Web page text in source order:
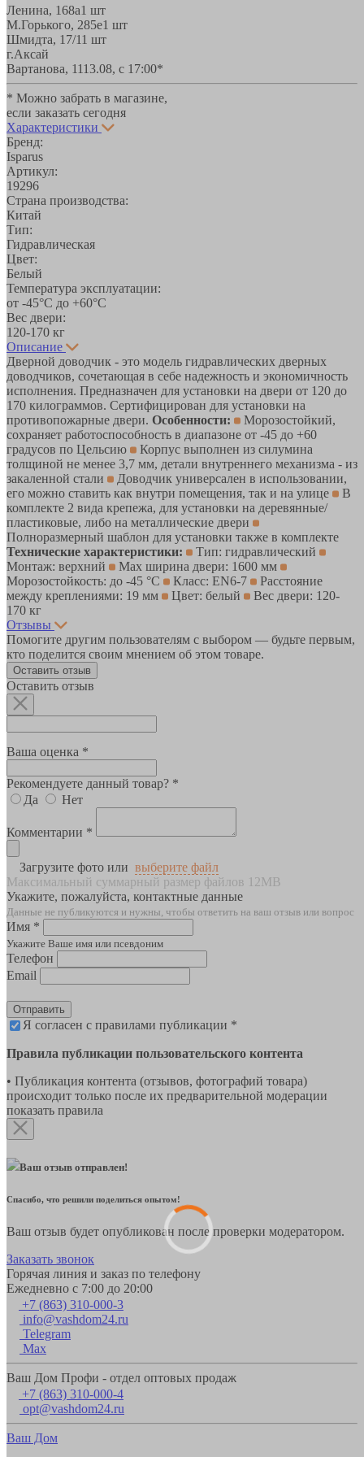
Ленина, 168а1 шт
М.Горького, 285е1 шт
Шмидта, 17/11 шт
г.Аксай
Вартанова, 1113.08, с 17:00*
* Можно забрать в магазине,
если заказать сегодня
Характеристики
Бренд:
Isparus
Артикул:
19296
Страна производства:
Китай
Тип:
Гидравлическая
Цвет:
Белый
Температура эксплуатации:
от -45°С до +60°С
Вес двери:
120-170 кг
Описание
Дверной доводчик - это модель гидравлических дверных
доводчиков, сочетающая в себе надежность и экономичность
исполнения. Предназначен для установки на двери от 120 до
170 килограммов. Сертифицирован для установки на
противопожарные двери. Особенности:
Морозостойкий,
сохраняет работоспособность в диапазоне от -45 до +60
градусов по Цельсию
Корпус выполнен из силумина
толщиной не менее 3,7 мм, детали внутреннего механизма - из
закаленной стали
Доводчик универсален в использовании,
его можно ставить как внутри помещения, так и на улице
В
комплекте 2 вида крепежа, для установки на деревянные/
пластиковые, либо на металлические двери
Полноразмерный шаблон для установки также в комплекте
Технические характеристики:
Тип: гидравлический
Монтаж: верхний
Max ширина двери: 1600 мм
Морозостойкость: до -45 °С
Класс: EN6-7
Расстояние
между креплениями: 19 мм
Цвет: белый
Вес двери: 120-
170 кг
Отзывы
Помогите другим пользователям с выбором — будьте первым,
кто поделится своим мнением об этом товаре.
Оставить отзыв
Оставить отзыв
Ваша оценка *
Рекомендуете данный товар? *
Да
Нет
Комментарии *
Загрузите фото или выберите файл
Максимальный суммарный размер файлов 12MB
Укажите, пожалуйста, контактные данные
Данные не публикуются и нужны, чтобы ответить на ваш отзыв или вопрос
Имя *
Укажите Ваше имя или псевдоним
Телефон
Email
Отправить
Я согласен с правилами публикации *
Правила публикации пользовательского контента
• Публикация контента (отзывов, фотографий товара)
происходит только после их предварительной модерации
показать правила
Ваш отзыв отправлен!
Спасибо, что решили поделиться опытом!
Ваш отзыв будет опубликован после проверки модератором.
Заказать звонок
Горячая линия и заказ по телефону
Ежедневно с 7:00 до 20:00
+7 (863) 310-000-3
info@vashdom24.ru
Telegram
Max
Ваш Дом Профи - отдел оптовых продаж
+7 (863) 310-000-4
opt@vashdom24.ru
Ваш Дом